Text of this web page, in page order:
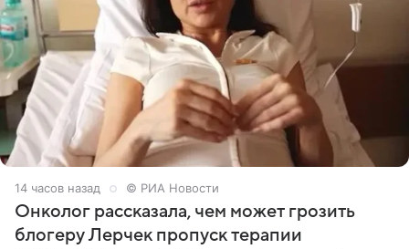
14 часов назад © РИА Новости
Онколог рассказала, чем может грозить
блогеру Лерчек пропуск терапии